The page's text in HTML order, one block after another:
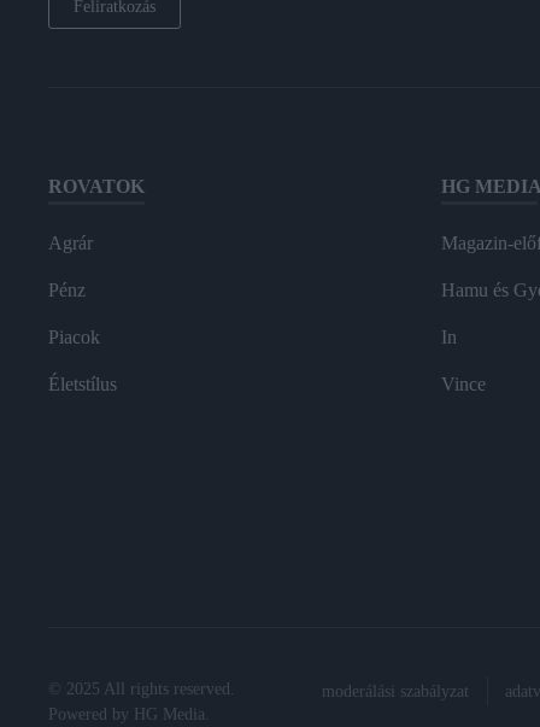
Feliratkozás
ROVATOK
Agrár
Pénz
Piacok
Életstílus
HG MEDIA
Magazin-
Hamu és
In
Vince
© 2025 All rights reserved.
Powered by
HG Media.
moderálási szabályzat